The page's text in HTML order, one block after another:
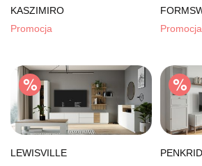
KASZIMIRO
Promocja
Promocja
LEWISVILLE